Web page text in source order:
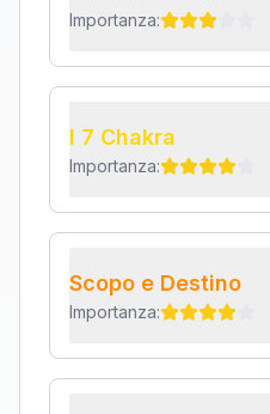
Importanza:
I 7 Chakra
Importanza:
Scopo e Destino
Importanza: